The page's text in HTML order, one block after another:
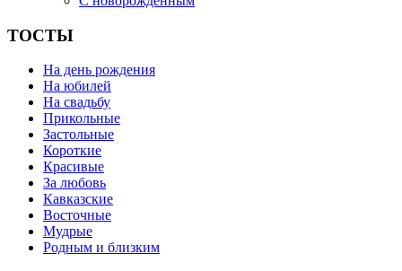
ТОСТЫ
На день рождения
На юбилей
На свадьбу
Прикольные
Застольные
Короткие
Красивые
За любовь
Кавказские
Восточные
Мудрые
Родным и близким